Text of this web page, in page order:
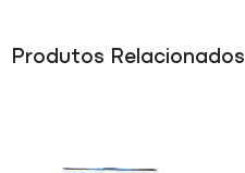
Produtos Relacionados